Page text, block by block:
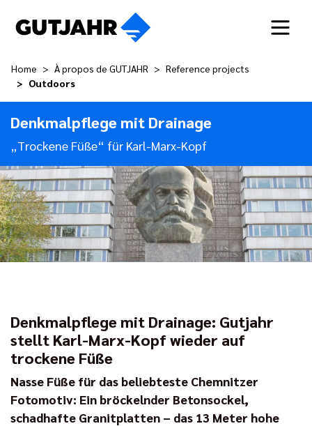
Home À propos de GUTJAHR
Reference projects
Outdoors
Denkmalpflege mit Drainage
„Trockene Füße“ für Karl-Marx-Kopf
Denkmalpflege mit Drainage: Gutjahr
stellt Karl-Marx-Kopf wieder auf
trockene Füße
Nasse Füße für das beliebteste Chemnitzer
Fotomotiv: Ein bröckelnder Betonsockel,
schadhafte Granitplatten – das 13 Meter hohe